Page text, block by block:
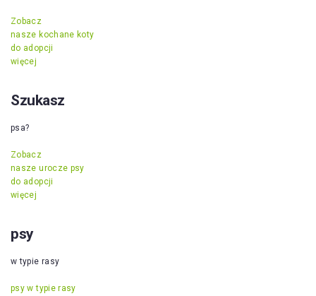
Zobacz
nasze kochane koty
do adopcji
więcej
Szukasz
psa?
Zobacz
nasze urocze psy
do adopcji
więcej
psy
w typie rasy
psy w typie rasy